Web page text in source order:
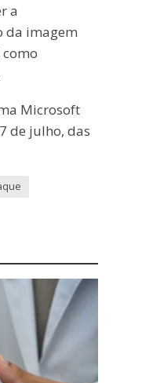
a
da imagem
Microsoft
de julho, das